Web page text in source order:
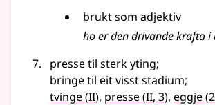
brukt som adjektiv
ho er den drivande krafta i
presse til sterk yting;
bringe til eit visst stadium;
tvinge(2
II), presse(2
II, 3), eggje